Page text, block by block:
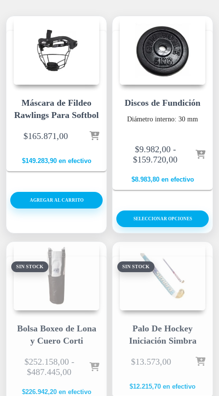
Máscara de Fildeo
Rawlings Para Softbol
$165.871,00
$149.283,90en efectivo
AGREGAR AL CARRITO
SIN STOCK
Bolsa Boxeo de Lona
y Cuero Corti
$252.158,00 -
$487.445,00
$226.942,20en efectivo
SIN STOCK
Palo De Hockey
Iniciación Simbra
$13.573,00
$12.215,70 en efectivo
Discos de Fundición
Diámetro interno: 30 mm
$9.982,00 -
$159.720,00
$8.983,80en efectivo
SELECCIONAR OPCIONES